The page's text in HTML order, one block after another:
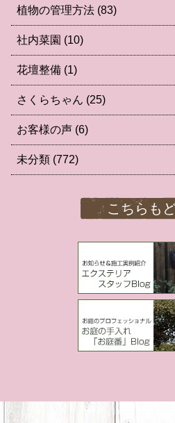
植物の管理方法 (83)
社内菜園 (10)
花壇整備 (1)
さくらちゃん (25)
お客様の声 (6)
未分類 (772)
こちらも